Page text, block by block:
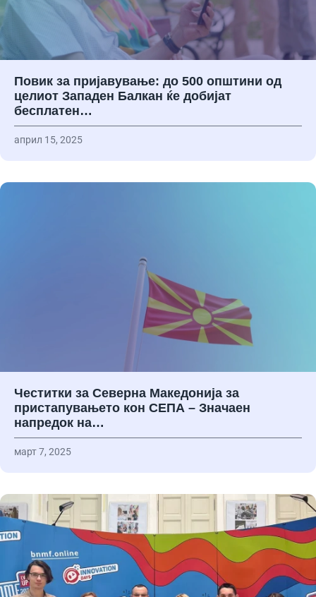
Повик за пријавување: до 500 општини од
целиот Западен Балкан ќе добијат
бесплатен…
април 15, 2025
Честитки за Северна Македонија за
пристапувањето кон СЕПА – Значаен
напредок на…
март 7, 2025